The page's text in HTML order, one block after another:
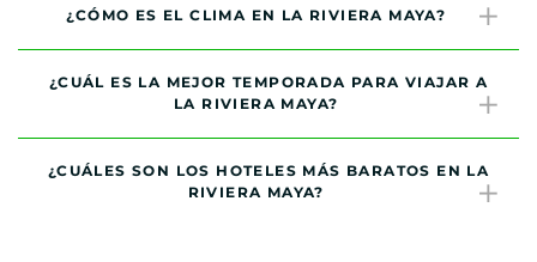
¿CÓMO ES EL CLIMA EN LA RIVIERA MAYA?
¿CUÁL ES LA MEJOR TEMPORADA PARA VIAJAR A
LA RIVIERA MAYA?
¿CUÁLES SON LOS HOTELES MÁS BARATOS EN LA
RIVIERA MAYA?